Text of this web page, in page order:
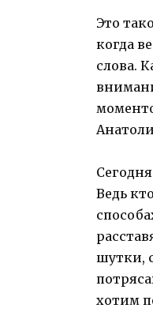
Это
когда
слова.
Ведь
шутки,
хотим